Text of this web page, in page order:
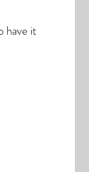
have it